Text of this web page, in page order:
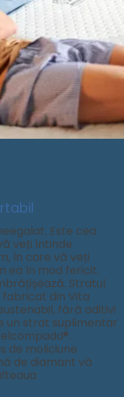
Este cea
veți întinde
în care vă veți
ea în mod fericit.
Stratul
din Vita
fără aditivi
un strat suplimentar
de moliciune
de diamant vă